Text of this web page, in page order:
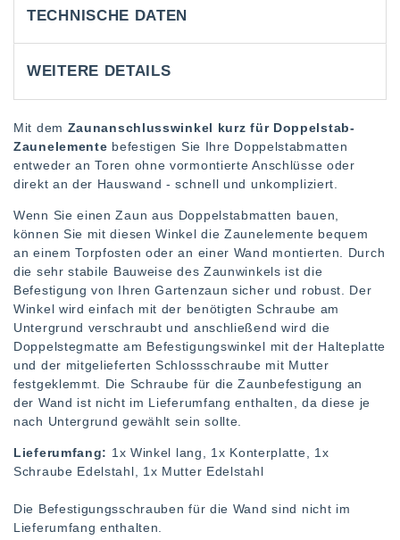
TECHNISCHE DATEN
WEITERE DETAILS
Mit dem Zaunanschlusswinkel kurz für Doppelstab-
Zaunelemente befestigen Sie Ihre Doppelstabmatten
entweder an Toren ohne vormontierte Anschlüsse oder
direkt an der Hauswand - schnell und unkompliziert.
Wenn Sie einen Zaun aus Doppelstabmatten bauen,
können Sie mit diesen Winkel die Zaunelemente bequem
an einem Torpfosten oder an einer Wand montierten. Durch
die sehr stabile Bauweise des Zaunwinkels ist die
Befestigung von Ihren Gartenzaun sicher und robust. Der
Winkel wird einfach mit der benötigten Schraube am
Untergrund verschraubt und anschließend wird die
Doppelstegmatte am Befestigungswinkel mit der Halteplatte
und der mitgelieferten Schlossschraube mit Mutter
festgeklemmt. Die Schraube für die Zaunbefestigung an
der Wand ist nicht im Lieferumfang enthalten, da diese je
nach Untergrund gewählt sein sollte.
Lieferumfang: 1x Winkel lang, 1x Konterplatte, 1x
Schraube Edelstahl, 1x Mutter Edelstahl
Die Befestigungsschrauben für die Wand sind nicht im
Lieferumfang enthalten.